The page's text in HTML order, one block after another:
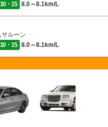
10・15 8.0～8.1km/L
ルーン
10・15 8.0～8.1km/L